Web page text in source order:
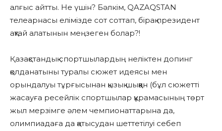
алғыс айтты. Не үшін? Бәлкім, QAZAQSTAN
телеарнасы елімізде сот соттап, бірақ президент
ақтай алатынын меңзеген болар?!
Қазақстандық спортшылардың неліктен допинг
қолданатыны туралы сюжет идеясы мен
орындалуы тұрғысынан қызық шыққан (бұл сюжетті
жасауға ресейлік спортшылар құрамасының төрт
жыл мерзімге әлем чемпионаттарына да,
олимпиадаға да қатысудан шеттетілуі себеп